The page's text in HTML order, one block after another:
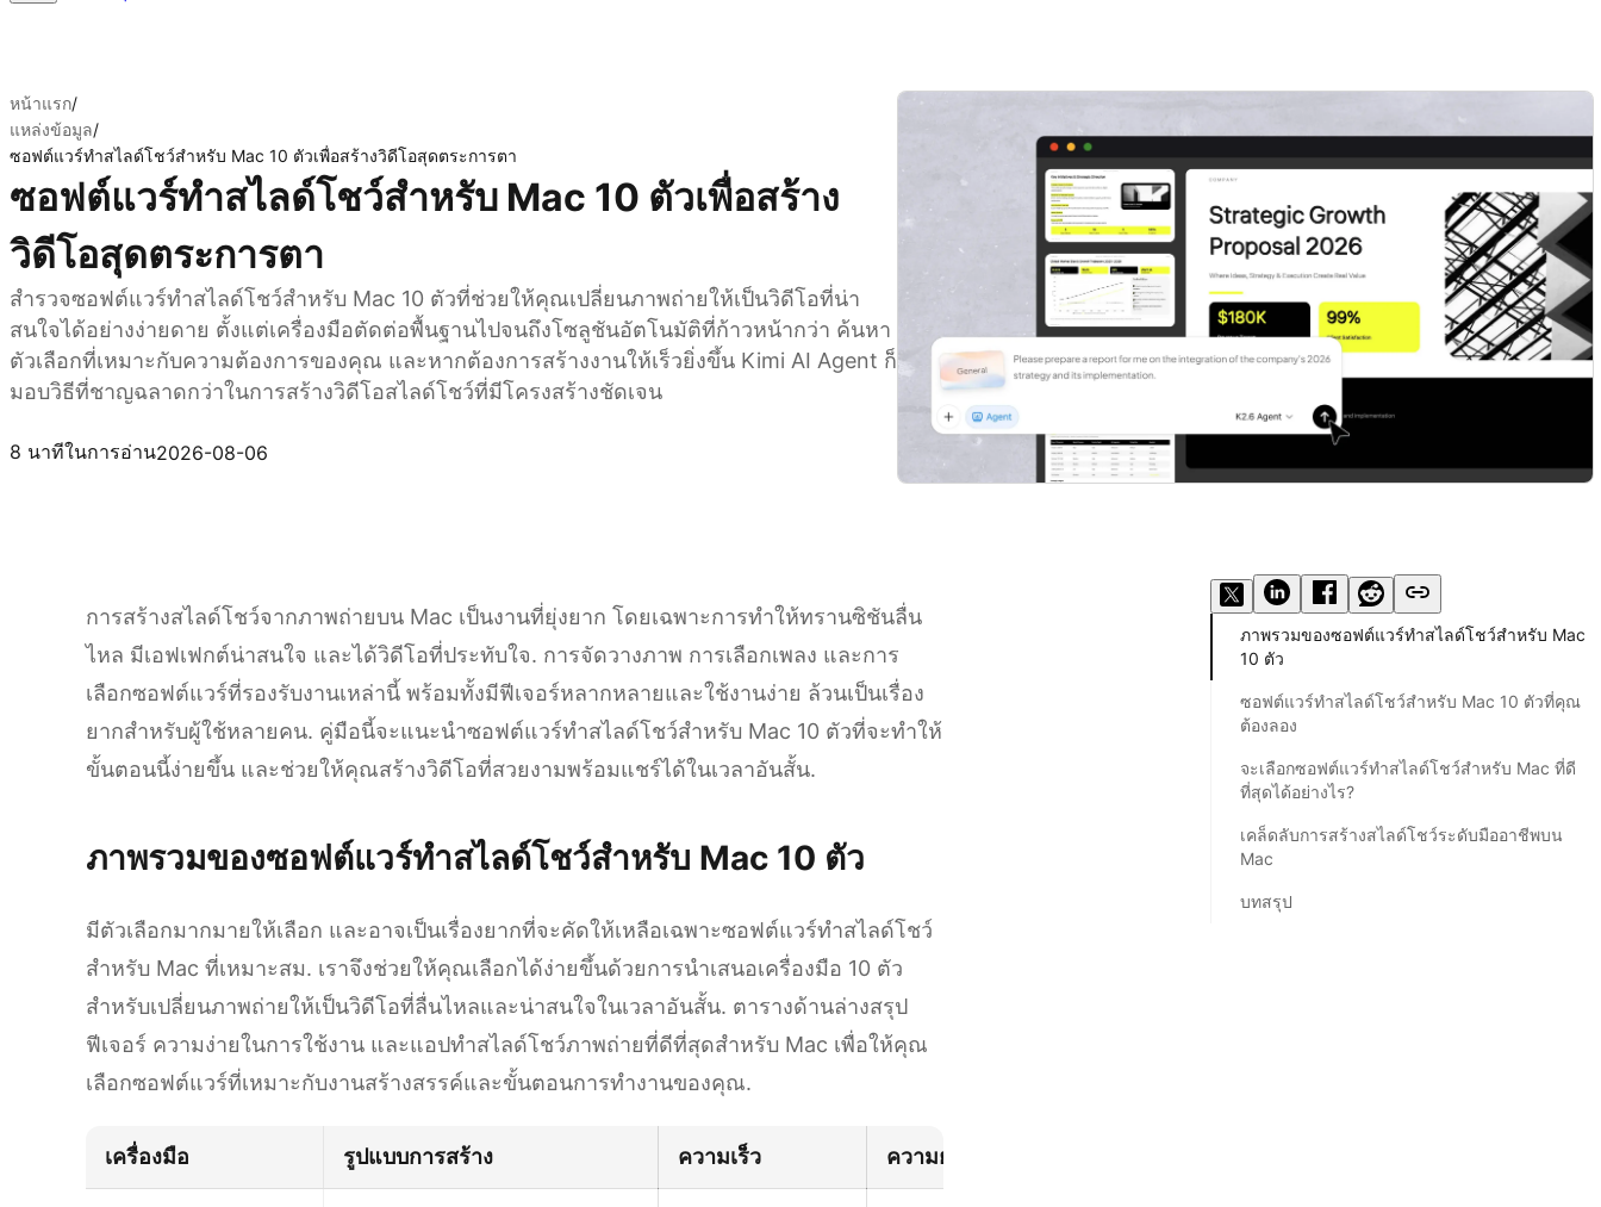
หน้าแรก/
แหล่งข้อมูล/
ซอฟต์แวร์ทำสไลด์โชว์สำหรับ Mac 10 ตัวเพื่อสร้างวิดีโอสุดตระการตา
ซอฟต์แวร์ทำสไลด์โชว์สำหรับ Mac 10 ตัวเพื่อสร้าง
วิดีโอสุดตระการตา
สำรวจซอฟต์แวร์ทำสไลด์โชว์สำหรับ Mac 10 ตัวที่ช่วยให้คุณเปลี่ยนภาพถ่ายให้เป็นวิดีโอที่น่า
สนใจได้อย่างง่ายดาย ตั้งแต่เครื่องมือตัดต่อพื้นฐานไปจนถึงโซลูชันอัตโนมัติที่ก้าวหน้ากว่า ค้นหา
ตัวเลือกที่เหมาะกับความต้องการของคุณ และหากต้องการสร้างงานให้เร็วยิ่งขึ้น Kimi AI Agent ก็
มอบวิธีที่ชาญฉลาดกว่าในการสร้างวิดีโอสไลด์โชว์ที่มีโครงสร้างชัดเจน
8 นาทีในการอ่าน2026-08-06
การสร้างสไลด์โชว์จากภาพถ่ายบน Mac เป็นงานที่ยุ่งยาก โดยเฉพาะการทำให้ทรานซิชันลื่น
ไหล มีเอฟเฟกต์น่าสนใจ และได้วิดีโอที่ประทับใจ. การจัดวางภาพ การเลือกเพลง และการ
เลือกซอฟต์แวร์ที่รองรับงานเหล่านี้ พร้อมทั้งมีฟีเจอร์หลากหลายและใช้งานง่าย ล้วนเป็นเรื่อง
ยากสำหรับผู้ใช้หลายคน. คู่มือนี้จะแนะนำซอฟต์แวร์ทำสไลด์โชว์สำหรับ Mac 10 ตัวที่จะทำให้
ขั้นตอนนี้ง่ายขึ้น และช่วยให้คุณสร้างวิดีโอที่สวยงามพร้อมแชร์ได้ในเวลาอันสั้น.
ภาพรวมของซอฟต์แวร์ทำสไลด์โชว์สำหรับ Mac 10 ตัว
มีตัวเลือกมากมายให้เลือก และอาจเป็นเรื่องยากที่จะคัดให้เหลือเฉพาะซอฟต์แวร์ทำสไลด์โชว์
สำหรับ Mac ที่เหมาะสม. เราจึงช่วยให้คุณเลือกได้ง่ายขึ้นด้วยการนำเสนอเครื่องมือ 10 ตัว
สำหรับเปลี่ยนภาพถ่ายให้เป็นวิดีโอที่ลื่นไหลและน่าสนใจในเวลาอันสั้น. ตารางด้านล่างสรุป
ฟีเจอร์ ความง่ายในการใช้งาน และแอปทำสไลด์โชว์ภาพถ่ายที่ดีที่สุดสำหรับ Mac เพื่อให้คุณ
เลือกซอฟต์แวร์ที่เหมาะกับงานสร้างสรรค์และขั้นตอนการทำงานของคุณ.
เครื่องมือ รูปแบบการสร้าง ความเร็ว ความยากในการเรียนรู้
ภาพรวมของซอฟต์แวร์ทำสไลด์โชว์สำหรับ Mac
10 ตัว
ซอฟต์แวร์ทำสไลด์โชว์สำหรับ Mac 10 ตัวที่คุณ
ต้องลอง
จะเลือกซอฟต์แวร์ทำสไลด์โชว์สำหรับ Mac ที่ดี
ที่สุดได้อย่างไร?
เคล็ดลับการสร้างสไลด์โชว์ระดับมืออาชีพบน
Mac
บทสรุป